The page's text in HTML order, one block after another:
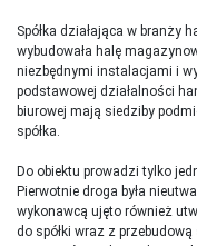
Spółka działająca w branży
wybudowała halę
niezbędnymi instalacjami i
podstawowej działalności
biurowej mają siedziby
spółka.
Do obiektu prowadzi tylko
Pierwotnie droga była
wykonawcą ujęto również
do spółki wraz z